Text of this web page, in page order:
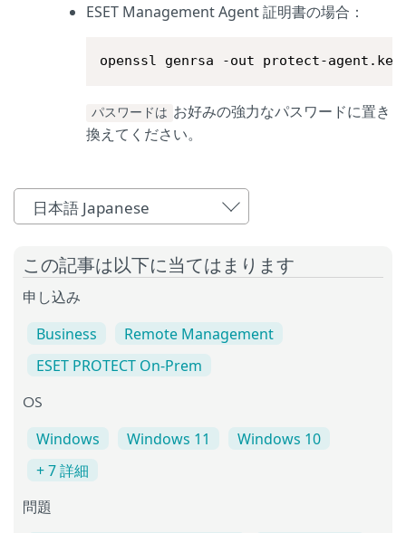
ESET Management Agent 証明書の場合：
openssl genrsa -out protect-
パスワードは お好みの強力なパスワードに置き
換えてください。
日本語 Japanese
この記事は以下に当てはまります
申し込み
Business
Remote Management
ESET PROTECT On-Prem
OS
Windows Windows 11
Windows 10
+ 7 詳細
問題